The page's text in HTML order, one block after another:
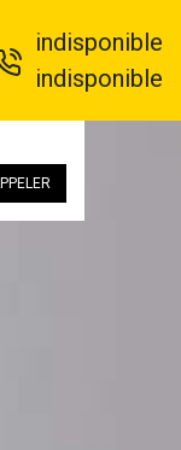
indisponible
indisponible